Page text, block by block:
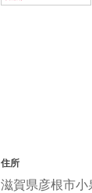
住所
滋賀県彦根市小